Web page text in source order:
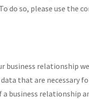
do so, please use the
business relationship
that are necessary
business relationship